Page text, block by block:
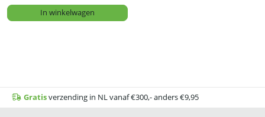
In winkelwagen
Gratisverzending in NL vanaf €300,- anders €9,95